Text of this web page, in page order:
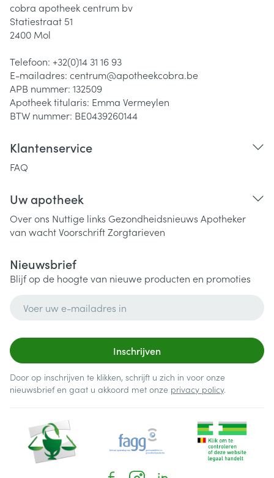
cobra apotheek centrum bv
Statiestraat 51
2400 Mol
Telefoon: +32(0)14 31 16 93
E-mailadres: centrum@apotheekcobra.be
APB nummer: 132509
Apotheek titularis: Emma Vermeylen
BTW nummer: BE0439260144
Klantenservice
FAQ
Uw apotheek
Over ons Nuttige links Gezondheidsnieuws Apotheker
van wachtVoorschriftZorgtarieven
Nieuwsbrief
Blijf op de hoogte van nieuwe producten en promoties
Inschrijven
Door op inschrijven te klikken, schrijft u zich in voor onze
nieuwsbrief en gaat u akkoord met onze privacy policy.